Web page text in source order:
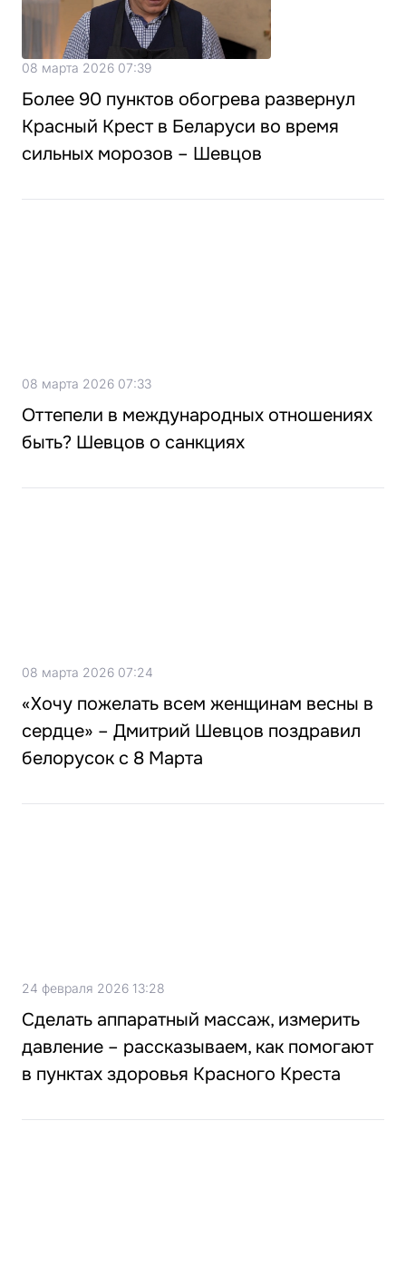
08 марта 2026 07:39
Более 90 пунктов обогрева развернул
Красный Крест в Беларуси во время
сильных морозов – Шевцов
08 марта 2026 07:33
Оттепели в международных отношениях
быть? Шевцов о санкциях
08 марта 2026 07:24
«Хочу пожелать всем женщинам весны в
сердце» – Дмитрий Шевцов поздравил
белорусок с 8 Марта
24 февраля 2026 13:28
Сделать аппаратный массаж, измерить
давление – рассказываем, как помогают
в пунктах здоровья Красного Креста